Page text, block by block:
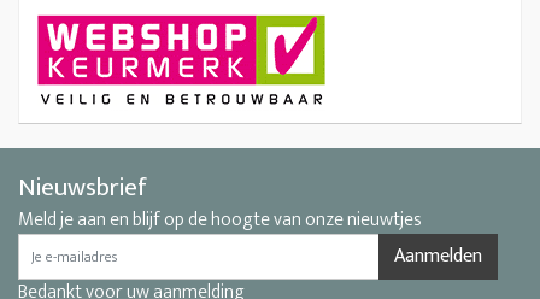
Nieuwsbrief
Meld je aan en blijf op de hoogte van onze nieuwtjes
Aanmelden